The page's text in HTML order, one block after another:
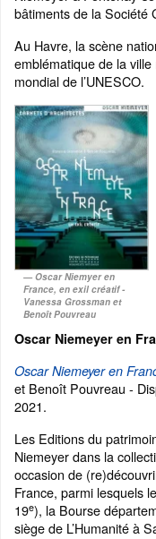
bâtiments de la Société
Au Havre, la scène
emblématique de la
mondial de l’UNESCO.
Oscar Niemyer en
France, en exil créatif -
Vanessa Grossman et
Benoît Pouvreau
Oscar Niemeyer en
Oscar Niemeyer en
et Benoît Pouvreau -
2021.
Les Editions du
Niemeyer dans la
occasion de
France, parmi lesquels
19e), la Bourse
siège de L’Humanité à